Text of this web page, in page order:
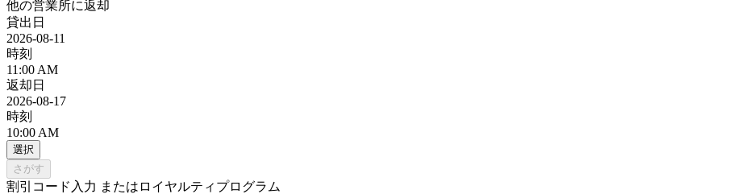
他の営業所に返却
貸出日
2026-08-11
時刻
11:00 AM
返却日
2026-08-17
時刻
10:00 AM
選択
さがす
割引コード入力 またはロイヤルティプログラム